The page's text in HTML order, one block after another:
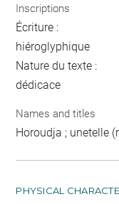
Inscriptions
Écriture :
hiéroglyphique
Nature du texte :
dédicace
Names and titles
Horoudja ; unetelle
PHYSICAL